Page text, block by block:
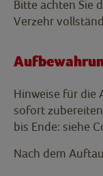
Bitte achten Sie
Verzehr
Hinweise für die
sofort
bis Ende: siehe
Nach dem